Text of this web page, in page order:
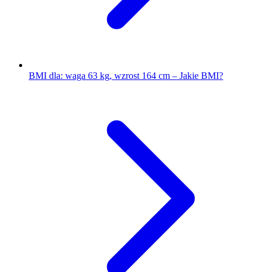
BMI dla: waga 63 kg, wzrost 164 cm – Jakie BMI?